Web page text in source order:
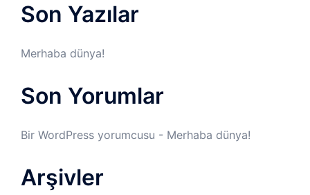
Son Yazılar
Merhaba dünya!
Son Yorumlar
Bir WordPress yorumcusu - Merhaba dünya!
Arşivler